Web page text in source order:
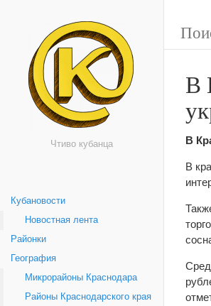
Чтиво кубанца
Кубановости
Новостная лента
Районки
География
Микрорайоны Краснодара
Районы Краснодарского края
В
В
В